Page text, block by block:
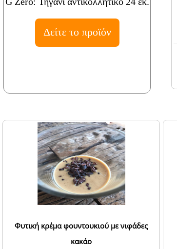
Δείτε το προϊόν
Φυτική κρέμα φουντουκιού με νιφάδες
κακάο